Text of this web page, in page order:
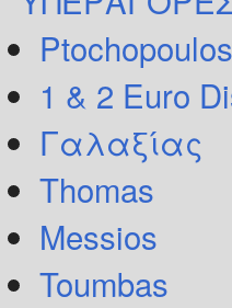
Ptochopoulos
1 & 2 Euro
Γαλαξίας
Thomas
Messios
Toumbas